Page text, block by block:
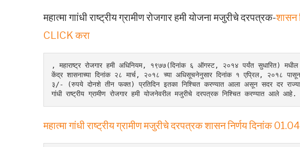
महात्मा गाांधी राष्ट्रीय ग्रामीण रोजगार हमी योजना मजुरीचे दरपत्रक-शासन
CLICK करा
, महाराष्ट्र रोजगार हमी अधिनियम, १९७७(दिनांक ६ ऑगस्ट, २०१४ पर्यंत सुधारित)
केंद्र शासनाच्या दिनांक २८ मार्च, २०१८ च्या अधिसूचनेनुसार दिनांक १ एप्रिल, २०१८
३/- (रुपये दोनशे तीन फक्त) प्रतिदिन इतका निश्चित करण्यात आला असून सदर दर
गांधी राष्ट्रीय ग्रामीण रोजगार हमी योजनेवरील मजुरीचे दरपत्रक निश्चित करण्यात आले आहे.
महात्मा गांधी राष्ट्रीय ग्रामीण मजुरीचे दरपत्रक शासन निर्णय दिनांक